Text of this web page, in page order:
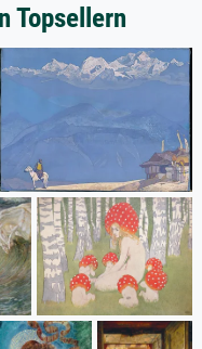
Topsellern